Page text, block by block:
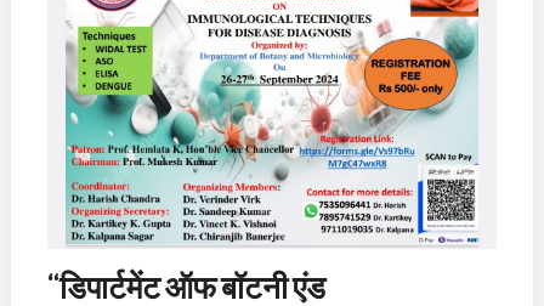
“डिपार्टमेंट ऑफ बॉटनी एंड